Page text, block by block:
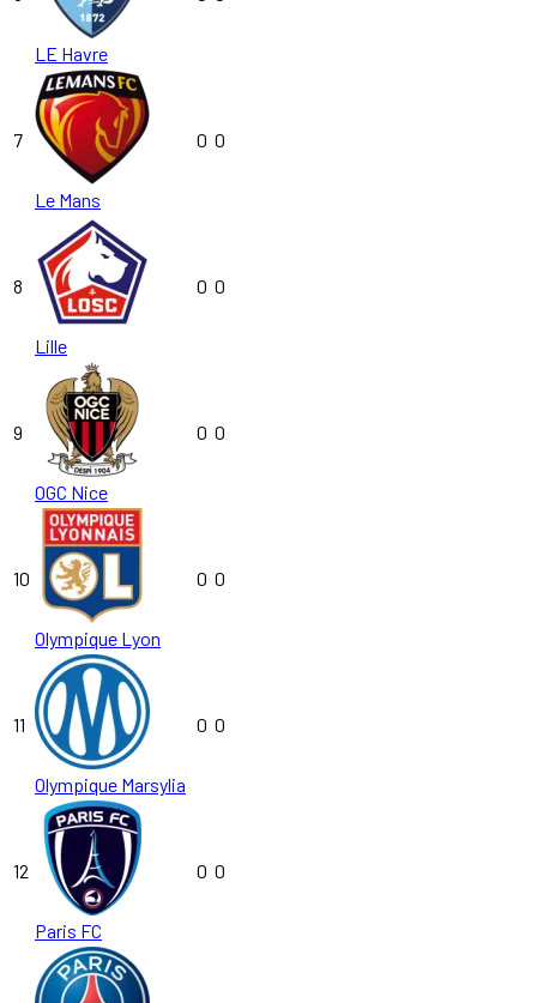
LE Havre
7
Le Mans
0 0
8
Lille
0 0
9
OGC Nice
0 0
10
Olympique Lyon
0 0
11
Olympique Marsylia
0 0
12
Paris FC
0 0